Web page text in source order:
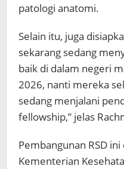
patologi anatomi.
Selain itu, juga
sekarang sedang
baik di dalam negeri
2026, nanti mereka
sedang menjalani
fellowship,” jelas
Pembangunan RSD
Kementerian